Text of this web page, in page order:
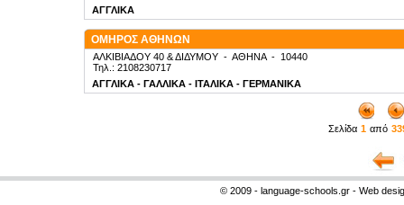
ΑΓΓΛΙΚΑ
ΟΜΗΡΟΣ ΑΘΗΝΩΝ
ΑΛΚΙΒΙΑΔΟΥ 40 & ΔΙΔΥΜΟΥ - ΑΘΗΝΑ- 10440
Τηλ.: 2108230717
ΑΓΓΛΙΚΑ - ΓΑΛΛΙΚΑ - ΙΤΑΛΙΚΑ - ΓΕΡΜΑΝΙΚΑ
Σελίδα 1 από
© 2009 - language-schools.gr - Web